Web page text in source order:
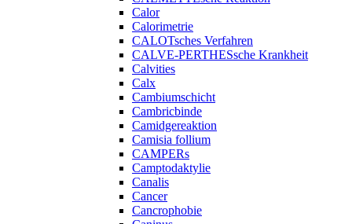
Calor
Calorimetrie
CALOTsches Verfahren
CALVE-PERTHESsche Krankheit
Calvities
Calx
Cambiumschicht
Cambricbinde
Camidgereaktion
Camisia follium
CAMPERs
Camptodaktylie
Canalis
Cancer
Cancrophobie